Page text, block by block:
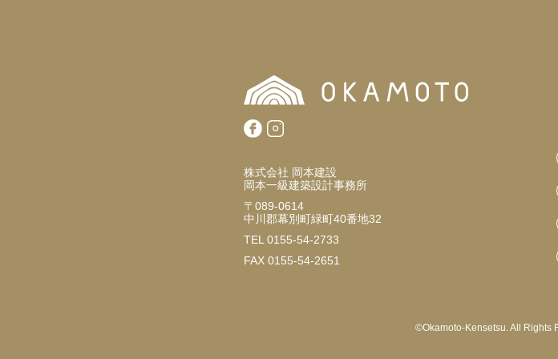
株式会社 岡本建設
岡本一級建築設計事務所
〒089-0614
中川郡幕別町緑町40番地32
TEL 0155-54-2733
FAX 0155-54-2651
©︎Okamoto-Kensetsu. All Rights